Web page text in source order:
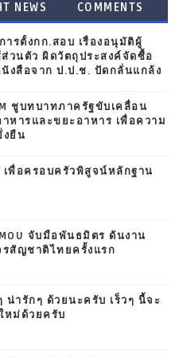
NEWS COMMENTS
ารตั้งกก.สอบ เรื่องอนุมัติผู้
วนตัว ผิดวัตถุประสงค์จัดซื้อ
งสือจาก ป.ป.ช. ปัดกลั่นแกล้ง
ชูบทบาทภาครัฐขับเคลื่อน
หารและขยะอาหาร เพื่อความ
งยืน
เพื่อครอบครัวพิสูจน์หลักฐาน
จับมือพันธมิตร ดันงาน
รสัญชาติไทยครั้งแรก
ารักๆ ด้วยนะครับ เร็วๆ นี้จะ
หม่ด้วยครับ